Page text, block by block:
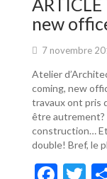
o
k
new
7 novembre
Atelier
coming, new
travaux ont pris
être autrement?
construction…
double! Bref, le